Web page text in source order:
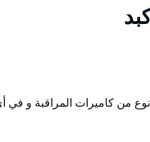
من كاميرات المراقبة و في